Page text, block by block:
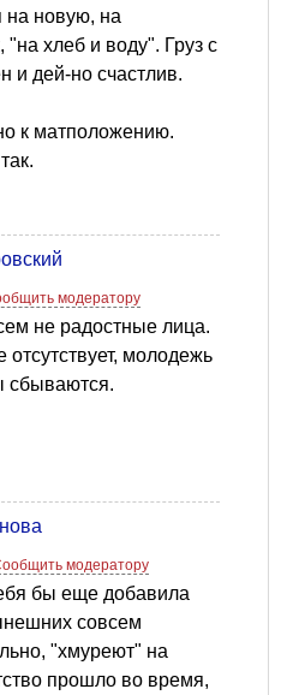
на новую, на
"на хлеб и воду". Груз с
и дей-но счастлив.
к матположению.
модератору
не радостные лица.
молодежь
сбываются.
модератору
бы еще добавила
совсем
"хмуреют" на
прошло во время,